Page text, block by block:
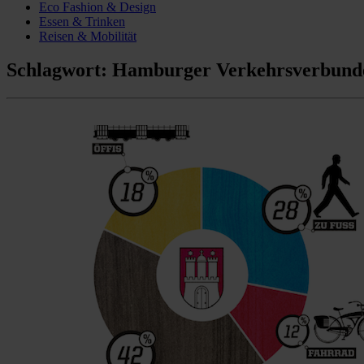
Eco Fashion & Design
Essen & Trinken
Reisen & Mobilität
Schlagwort: Hamburger